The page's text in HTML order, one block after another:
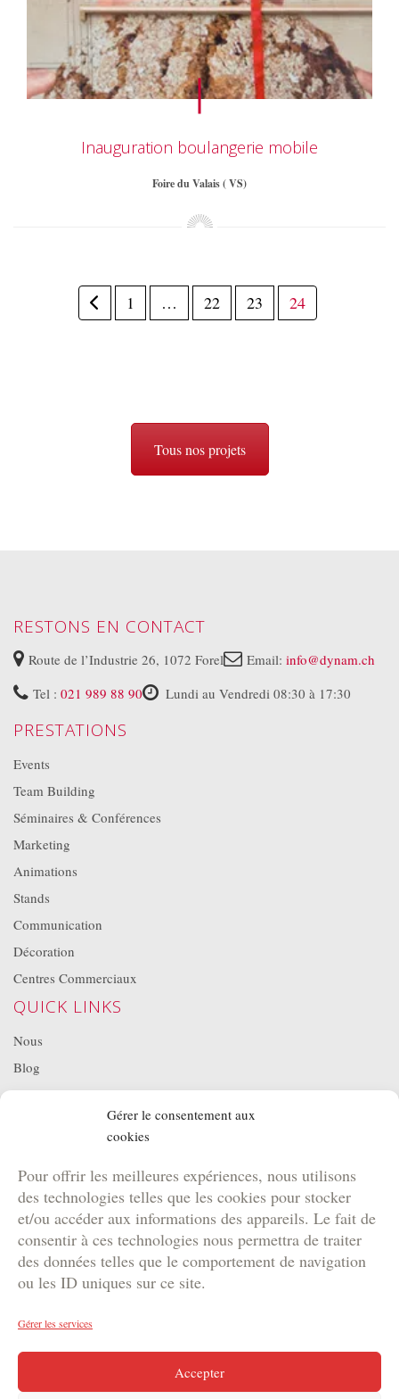
Gérer le consentement aux
cookies
Pour offrir les meilleures expériences, nous utilisons
des technologies telles que les cookies pour stocker
et/ou accéder aux informations des appareils. Le fait de
consentir à ces technologies nous permettra de traiter
des données telles que le comportement de navigation
ou les ID uniques sur ce site.
Gérer les services
Accepter
Inauguration boulangerie mobile
Foire du Valais ( VS)
1 … 22 23 24
Tous nos projets
RESTONS EN CONTACT
Route de l’Industrie 26, 1072 Forel Email: info@dynam.ch
Tel : 021 989 88 90 Lundi au Vendredi 08:30 à 17:30
PRESTATIONS
Events
Team Building
Séminaires & Conférences
Marketing
Animations
Stands
Communication
Décoration
Centres Commerciaux
QUICK LINKS
Nous
Blog
Projets
Location de matériel
NOS BROCHURES
Brochure Team Building
Brochure Outdoor
Brochure Agence
Brochure Kids
Copyright © 2024 DYNAM | Votre agence de marketing
événementiel en Suisse